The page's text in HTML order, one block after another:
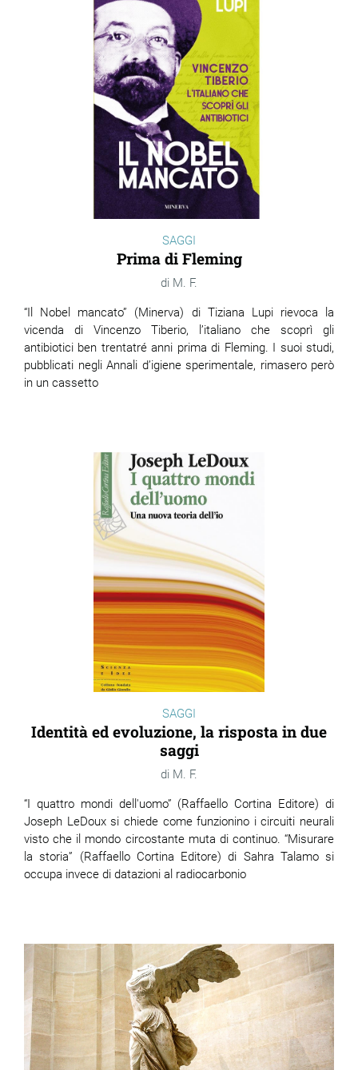
SAGGI
Prima di Fleming
M. F.
“Il Nobel mancato” (Minerva) di Tiziana Lupirievoca la
vicenda di Vincenzo Tiberio, l’italiano che scoprì gli
antibiotici ben trentatré anni prima di Fleming. I suoi studi,
pubblicati negli Annali d’igiene sperimentale, rimasero però
in un cassetto
SAGGI
Identità ed evoluzione, la risposta in due
saggi
M. F.
“I quattro mondi dell'uomo” (Raffaello Cortina Editore) di
Joseph LeDoux si chiede come funzionino i circuiti neurali
visto che il mondo circostante muta di continuo. “Misurare
la storia” (Raffaello Cortina Editore) di Sahra Talamo si
occupa invece di datazioni al radiocarbonio